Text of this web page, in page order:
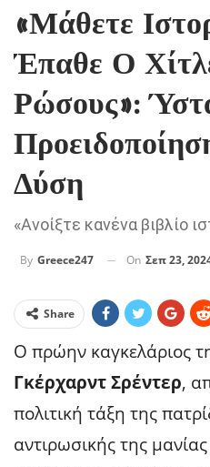
«Μάθετε
Έπαθε Ο
Ρώσους»:
Δύση
«Ανοίξτε κανένα βιβλίο
By Greece247 On Σεπ 23,
Share
Ο πρώην καγκελάριος
Γκέρχαρντ Σρέντερ,
πολιτική τάξη της
αντιρωσικής της